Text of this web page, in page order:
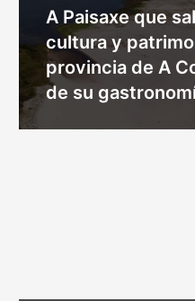
A Paisaxe que
cultura y
provincia de A
de su